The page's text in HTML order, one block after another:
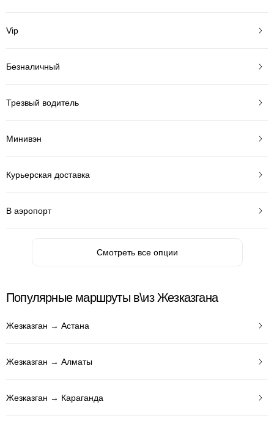
Vip
Безналичный
Трезвый водитель
Минивэн
Курьерская доставка
В аэропорт
Смотреть все опции
Популярные маршруты в\из Жезказгана
Жезказган → Астана
Жезказган → Алматы
Жезказган → Караганда